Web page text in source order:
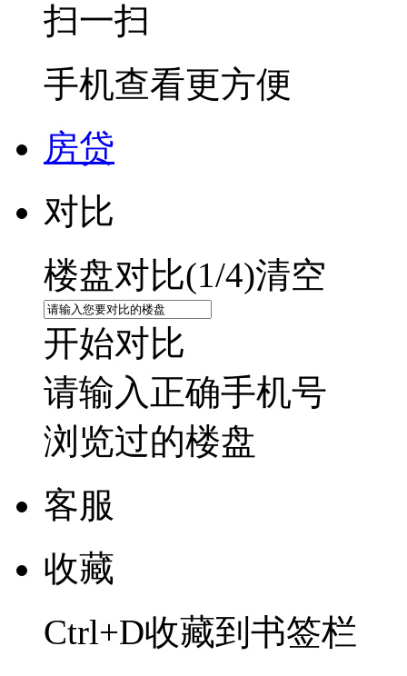
扫一扫
手机查看更方便
房贷
对比
楼盘对比(1/4)清空
开始对比
请输入正确手机号
浏览过的楼盘
客服
收藏
Ctrl+D收藏到书签栏